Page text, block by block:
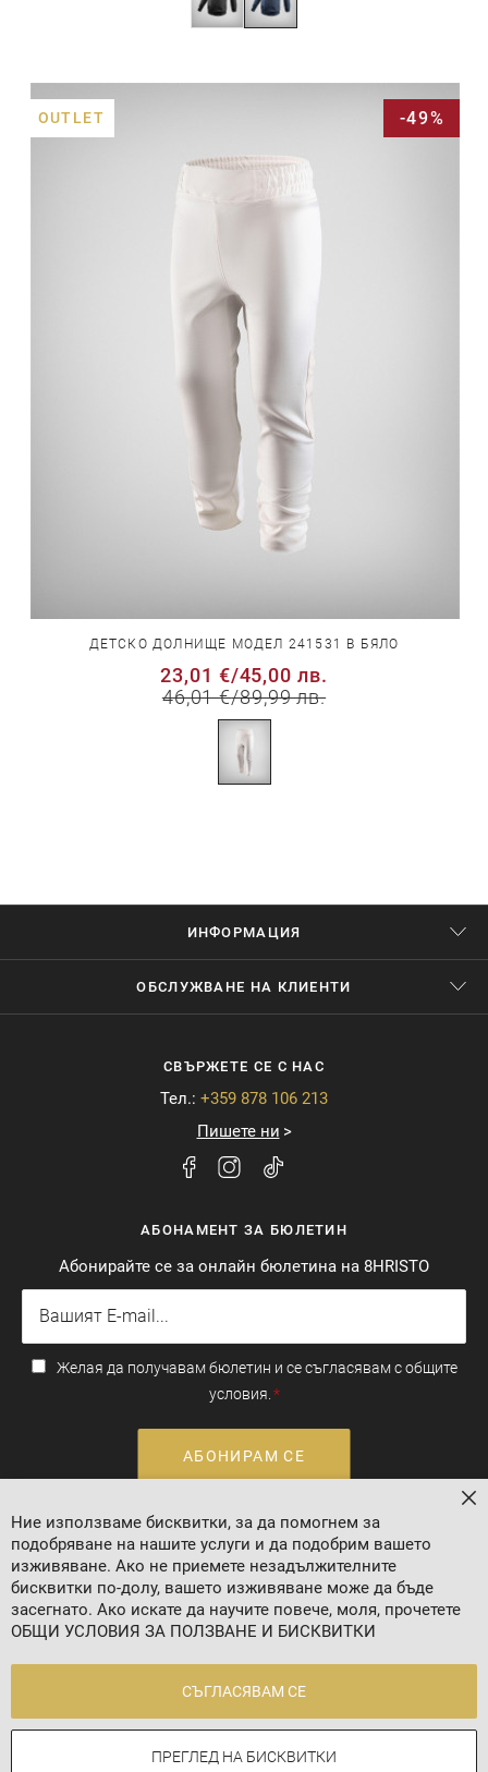
OUTLET -49%
ДЕТСКО ДОЛНИЩЕ МОДЕЛ 241531 В БЯЛО
23,01 €/45,00 лв.
46,01 €/89,99 лв.
ИНФОРМАЦИЯ
ОБСЛУЖВАНЕ НА КЛИЕНТИ
СВЪРЖЕТЕ СЕ С НАС
Тел.: +359 878 106 213
Пишете ни
АБОНАМЕНТ ЗА БЮЛЕТИН
Абонирайте се за онлайн бюлетина на 8HRISTO
Желая да получавам бюлетин и се съгласявам с общите
условия.
АБОНИРАМ СЕ
Валутен курс: 1 EUR = 1.95583 BGN
Ние използваме бисквитки, за да помогнем за
подобряване на нашите услуги и да подобрим вашето
изживяване. Ако не приемете незадължителните
бисквитки по-долу, вашето изживяване може да бъде
засегнато. Ако искате да научите повече, моля, прочетете
ОБЩИ УСЛОВИЯ ЗА ПОЛЗВАНЕ И БИСКВИТКИ
СЪГЛАСЯВАМ СЕ
ПРЕГЛЕД НА БИСКВИТКИ